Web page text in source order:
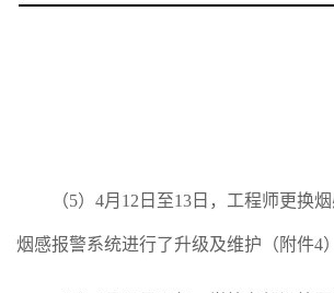
（5） 4月 12 日至13 日，工程师更换
烟感报警系统进行了升级及维护（附件4